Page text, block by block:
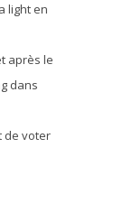
light en
après le
dans
de voter